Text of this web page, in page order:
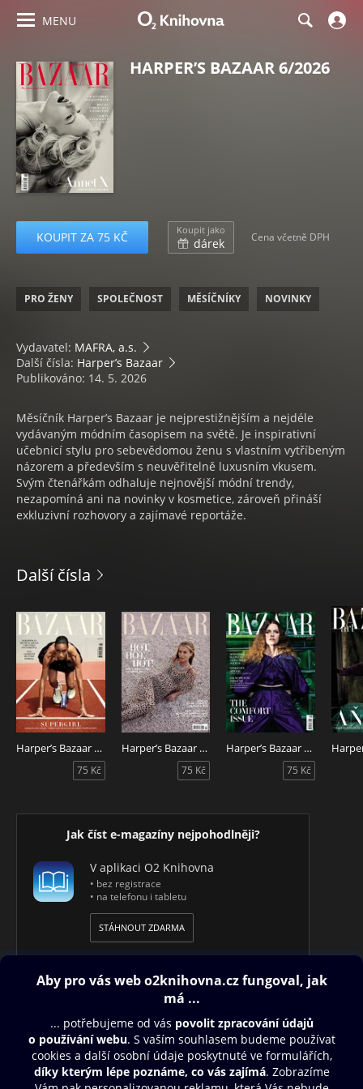
MENU
HARPER’S BAZAAR 6/2026
KOUPIT ZA 75 KČ Koupit jako
dárek Cena včetně DPH
PRO ŽENY SPOLEČNOST MĚSÍČNÍKY NOVINKY
Vydavatel: MAFRA, a.s.
Další čísla: Harper’s Bazaar
Publikováno: 14. 5. 2026
Měsíčník Harper’s Bazaar je nejprestižnějším a nejdéle
vydávaným módním časopisem na světě. Je inspirativní
učebnicí stylu pro sebevědomou ženu s vlastním vytříbeným
názorem a především s neuvěřitelně luxusním vkusem.
Svým čtenářkám odhaluje nejnovější módní trendy,
nezapomíná ani na novinky v kosmetice, zároveň přináší
exkluzivní rozhovory a zajímavé reportáže.
Další čísla
Harper’s Bazaar 8/2026
75 Kč
Harper’s Bazaar 7/2026
75 Kč
Harper’s Bazaar 5/2026
75 Kč
Jak číst e-magazíny nejpohodlněji?
V aplikaci O2 Knihovna
• bez registrace
• na telefonu i tabletu
STÁHNOUT ZDARMA
Obsah ke stažení
Moje O2 Knihovna